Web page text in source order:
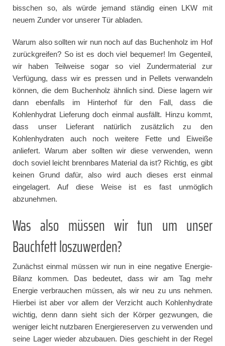
bisschen so, als würde jemand ständig einen LKW mit
neuem Zunder vor unserer Tür abladen.
Warum also sollten wir nun noch auf das Buchenholz im Hof
zurückgreifen? So ist es doch viel bequemer! Im Gegenteil,
wir haben Teilweise sogar so viel Zundermaterial zur
Verfügung, dass wir es pressen und in Pellets verwandeln
können, die dem Buchenholz ähnlich sind. Diese lagern wir
dann ebenfalls im Hinterhof für den Fall, dass die
Kohlenhydrat Lieferung doch einmal ausfällt. Hinzu kommt,
dass unser Lieferant natürlich zusätzlich zu den
Kohlenhydraten auch noch weitere Fette und Eiweiße
anliefert. Warum aber sollten wir diese verwenden, wenn
doch soviel leicht brennbares Material da ist? Richtig, es gibt
keinen Grund dafür, also wird auch dieses erst einmal
eingelagert. Auf diese Weise ist es fast unmöglich
abzunehmen.
Was also müssen wir tun um unser
Bauchfett loszuwerden?
Zunächst einmal müssen wir nun in eine negative Energie-
Bilanz kommen. Das bedeutet, dass wir am Tag mehr
Energie verbrauchen müssen, als wir neu zu uns nehmen.
Hierbei ist aber vor allem der Verzicht auch Kohlenhydrate
wichtig, denn dann sieht sich der Körper gezwungen, die
weniger leicht nutzbaren Energiereserven zu verwenden und
seine Lager wieder abzubauen. Dies geschieht in der Regel